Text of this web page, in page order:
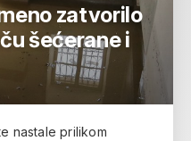
zatvorilo
šećerane i
nastale prilikom